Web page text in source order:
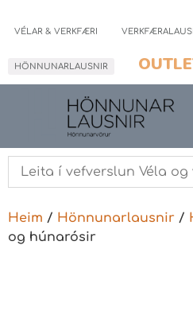
VÉLAR & VERKFÆRI
HÖNNUNARLAUSNIR
Heim / Hönnunarlausnir /
og húnarósir